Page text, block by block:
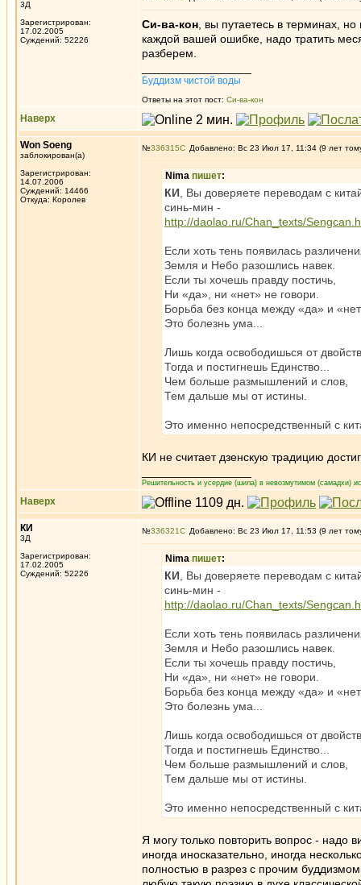
3Д
Зарегистрирован:
17.02.2005
Суждений: 52226
Си-ва-кон , вы путаетесь в терминах,
каждой вашей ошибке, надо тратить
разберем.
Буддизм чистой воды
Ответы на этот пост: Си-ва-кон
Наверх
Won Soeng
заблокирован(а)
Зарегистрирован:
14.07.2006
Суждений: 14466
Откуда: Королев
№336315 Добавлено: Вс 23 Июл 17, 11:34 (9 лет
Nima пишет:
КИ , Вы доверяете переводам с
синь-мин -
http://daolao.ru/Chan_texts/
Если хоть тень появилась
Земля и Небо разошлись навек.
Если ты хочешь правду постичь,
Ни «да», ни «нет» не говори.
Борьба без конца между «да» и
Это болезнь ума...
Лишь когда освободишься от
Тогда и постигнешь Единство...
Чем больше размышлений и слов,
Тем дальше мы от истины.
Это именно непосредственный с
КИ не считает дзенскую традицию
Решительность и усердие (шила) в невозмутимом (самадхи)
Наверх
КИ
3Д
Зарегистрирован:
17.02.2005
Суждений: 52226
№336321 Добавлено: Вс 23 Июл 17, 11:53 (9 лет
Nima пишет:
КИ , Вы доверяете переводам с
синь-мин -
http://daolao.ru/Chan_texts/
Если хоть тень появилась
Земля и Небо разошлись навек.
Если ты хочешь правду постичь,
Ни «да», ни «нет» не говори.
Борьба без конца между «да» и
Это болезнь ума...
Лишь когда освободишься от
Тогда и постигнешь Единство...
Чем больше размышлений и слов,
Тем дальше мы от истины.
Это именно непосредственный с
Я могу только повторить вопрос - надо
иногда иносказательно, иногда
полностью в разрез с прочим